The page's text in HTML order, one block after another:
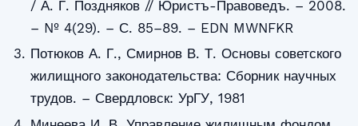
/ А. Г. Поздняков // Юристъ-Правоведъ. – 2008.
– № 4(29). – С. 85–89. – EDN MWNFKR
Потюков А. Г., Смирнов В. Т. Основы советского
жилищного законодательства: Сборник научных
трудов. – Свердловск: УрГУ, 1981